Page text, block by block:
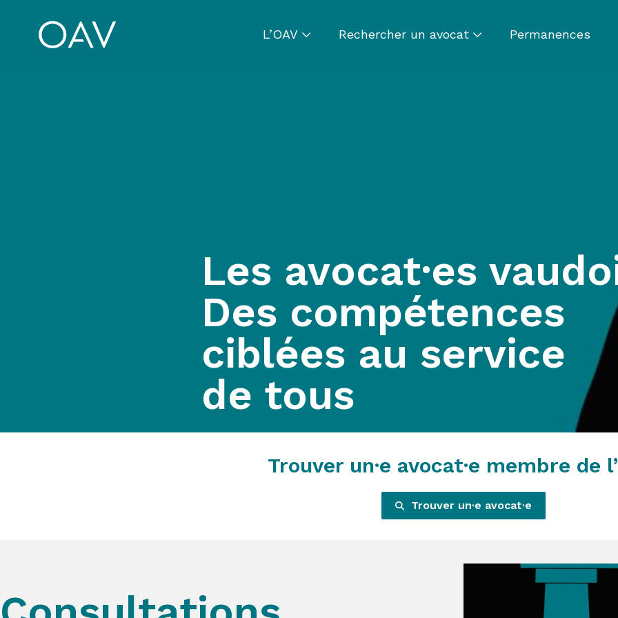
L’OAV Rechercher un avocat Permanences
Les avocat·es
Des compétences
ciblées au service
de tous
Trouver un·e avocat·e membre de
Trouver un·e avocat·e